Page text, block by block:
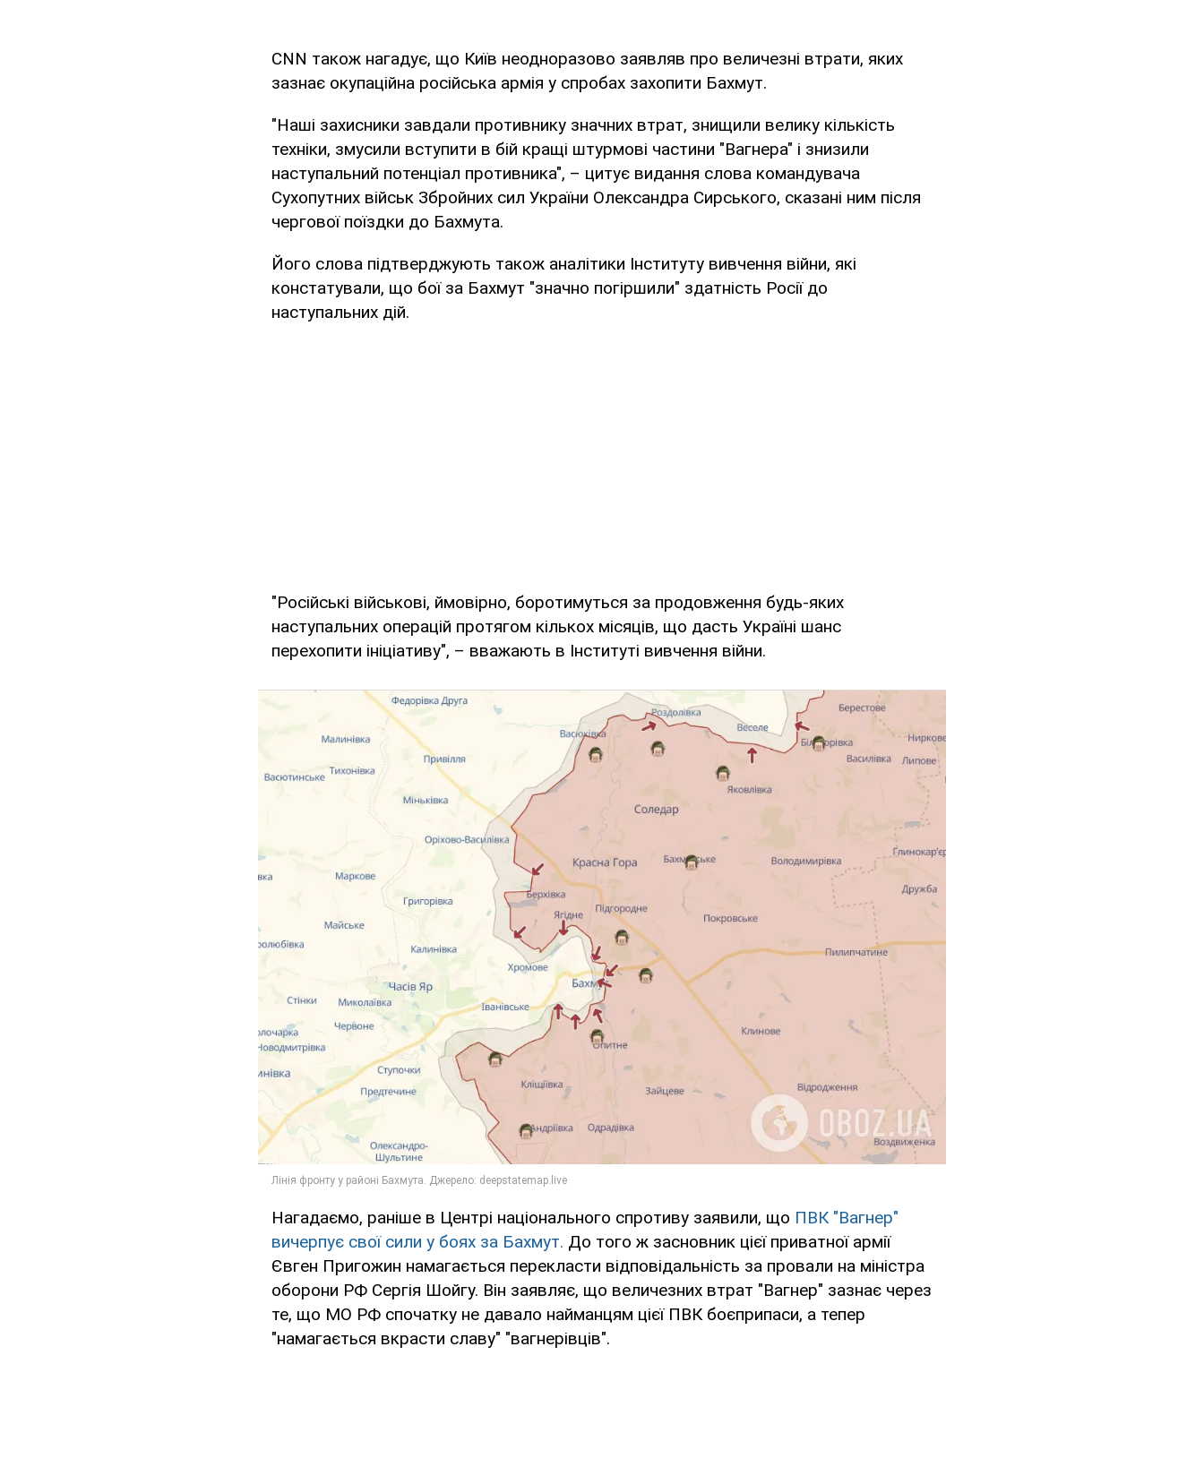
CNN також нагадує, що Київ неодноразово заявляв про величезні втрати, яких
зазнає окупаційна російська армія у спробах захопити Бахмут.
"Наші захисники завдали противнику значних втрат, знищили велику кількість
техніки, змусили вступити в бій кращі штурмові частини "Вагнера" і знизили
наступальний потенціал противника", – цитує видання слова командувача
Сухопутних військ Збройних сил України Олександра Сирського, сказані ним після
чергової поїздки до Бахмута.
Його слова підтверджують також аналітики Інституту вивчення війни, які
констатували, що бої за Бахмут "значно погіршили" здатність Росії до
наступальних дій.
"Російські військові, ймовірно, боротимуться за продовження будь-яких
наступальних операцій протягом кількох місяців, що дасть Україні шанс
перехопити ініціативу", – вважають в Інституті вивчення війни.
Нагадаємо, раніше в Центрі національного спротиву заявили, що ПВК "Вагнер"
вичерпує свої сили у боях за Бахмут. До того ж засновник цієї приватної армії
Євген Пригожин намагається перекласти відповідальність за провали на міністра
оборони РФ Сергія Шойгу. Він заявляє, що величезних втрат "Вагнер" зазнає через
те, що МО РФ спочатку не давало найманцям цієї ПВК боєприпаси, а тепер
"намагається вкрасти славу" "вагнерівців".